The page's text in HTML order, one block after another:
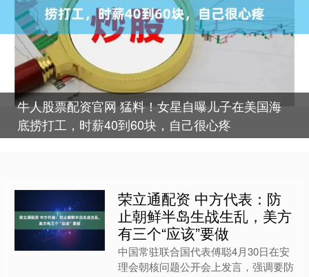
牛人股票配资官网 猛料！女星自曝儿子在美国海
底捞打工，时薪40到60块，自己很心疼
荣立通配资 中方代表：防
止朝鲜半岛生战生乱，美方
有三个“应该”要做
中国常驻联合国代表傅聪4月30日在安
理会朝核问题公开会上发言，强调要防